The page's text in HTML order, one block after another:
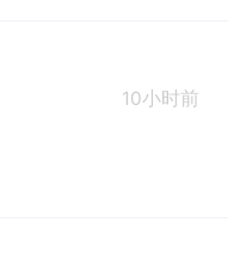
10小时前